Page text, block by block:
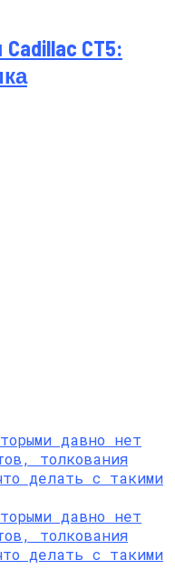
CT5: